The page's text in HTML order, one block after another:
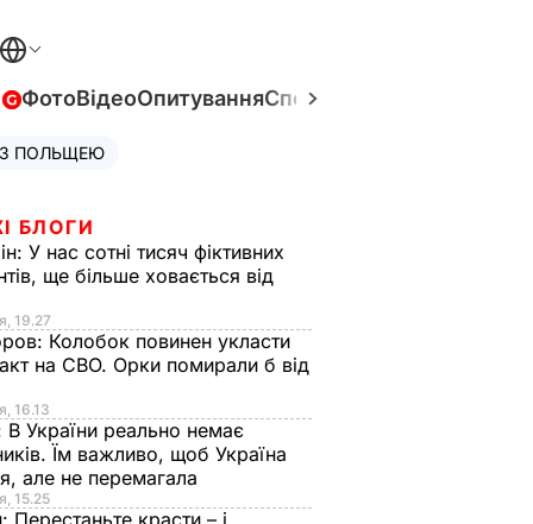
ФотоВідеоОпитуванняСпецпроєкти
ПОЛЬЩЕЮ
БЛОГИ
У нас сотні тисяч фіктивних
ще більше ховається від
19.27
Колобок повинен укласти
на СВО. Орки помирали б від
16.13
В України реально немає
Їм важливо, щоб Україна
але не перемагала
15.25
Перестаньте красти – і